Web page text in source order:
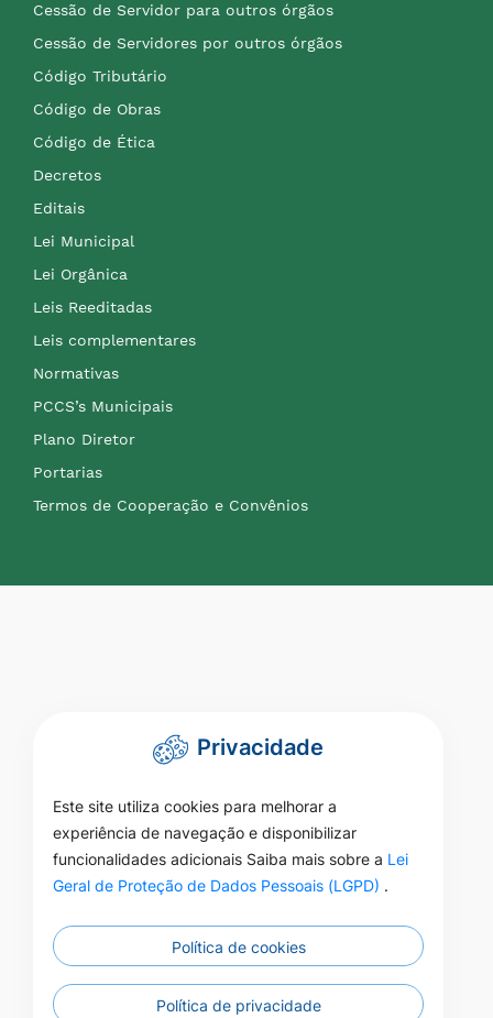
Cessão de Servidor para outros órgãos
Cessão de Servidores por outros órgãos
Código Tributário
Código de Obras
Código de Ética
Decretos
Editais
Lei Municipal
Lei Orgânica
Leis Reeditadas
Leis complementares
Normativas
PCCS’s Municipais
Plano Diretor
Portarias
Termos de Cooperação e Convênios
Privacidade
Este site utiliza cookies para melhorar a
experiência de navegação e disponibilizar
funcionalidades adicionais Saiba mais sobre a Lei
Geral de Proteção de Dados Pessoais (LGPD) .
Política de cookies
Política de privacidade